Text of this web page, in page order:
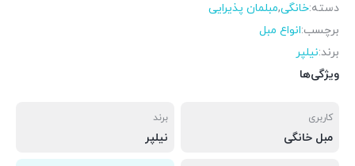
دسته:خانگی,مبلمان پذیرایی
برچسب:انواع مبل
برند:نیلپر
ویژگی‌ها
کاربری
مبل خانگی
برند
نیلپر